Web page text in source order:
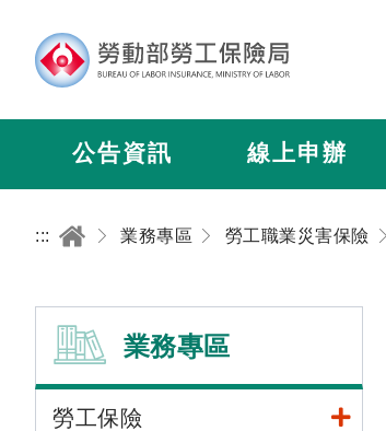
公告資訊 線上申辦
::: 業務專區 勞工職業災害保險
業務專區
勞工保險